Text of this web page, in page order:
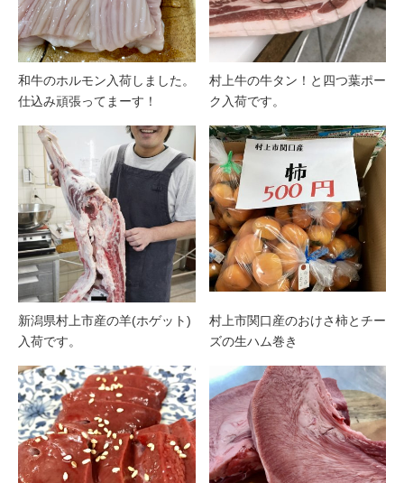
和牛のホルモン入荷しました。
仕込み頑張ってまーす！
村上牛の牛タン！と四つ葉ポー
ク入荷です。
新潟県村上市産の羊(ホゲット)
入荷です。
村上市関口産のおけさ柿とチー
ズの生ハム巻き